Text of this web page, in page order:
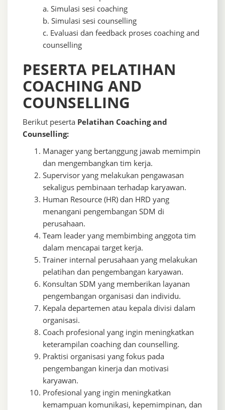
a. Simulasi sesi coaching
b. Simulasi sesi counselling
c. Evaluasi dan feedback proses coaching and
counselling
PESERTA PELATIHAN
COACHING AND
COUNSELLING
Berikut peserta Pelatihan Coaching and
Counselling:
Manager yang bertanggung jawab memimpin
dan mengembangkan tim kerja.
Supervisor yang melakukan pengawasan
sekaligus pembinaan terhadap karyawan.
Human Resource (HR) dan HRD yang
menangani pengembangan SDM di
perusahaan.
Team leader yang membimbing anggota tim
dalam mencapai target kerja.
Trainer internal perusahaan yang melakukan
pelatihan dan pengembangan karyawan.
Konsultan SDM yang memberikan layanan
pengembangan organisasi dan individu.
Kepala departemen atau kepala divisi dalam
organisasi.
Coach profesional yang ingin meningkatkan
keterampilan coaching dan counselling.
Praktisi organisasi yang fokus pada
pengembangan kinerja dan motivasi
karyawan.
Profesional yang ingin meningkatkan
kemampuan komunikasi, kepemimpinan, dan